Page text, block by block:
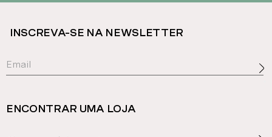
INSCREVA-SE NA NEWSLETTER
ENCONTRAR UMA LOJA